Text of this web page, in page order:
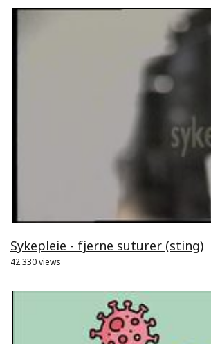
Sykepleie - fjerne suturer (sting)
42.330 views